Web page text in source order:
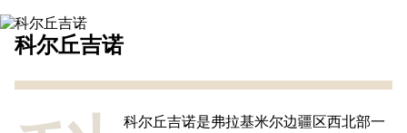
科尔丘吉诺
科尔丘吉诺是弗拉基米尔边疆区西北部一